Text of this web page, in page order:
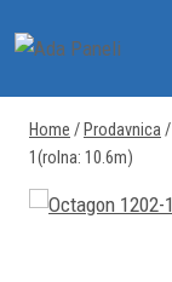
Home / Prodavnica/
1(rolna: 10.6m)